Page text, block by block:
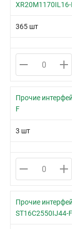
XR20M1170IL16-
365 шт
Прочие
F
3 шт
Прочие
ST16C2550IJ44-F